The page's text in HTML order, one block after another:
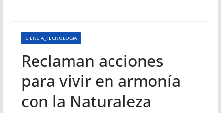
CIENCIA_TECNOLOGIA
Reclaman acciones
para vivir en armonía
con la Naturaleza